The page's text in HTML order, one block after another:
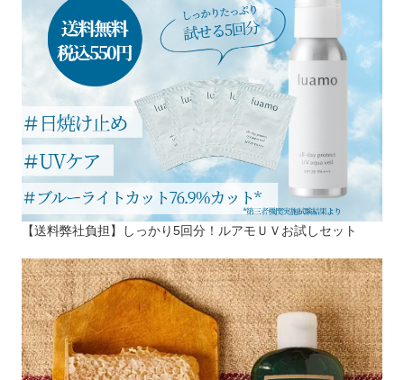
【送料弊社負担】しっかり5回分！ルアモＵＶお試しセット